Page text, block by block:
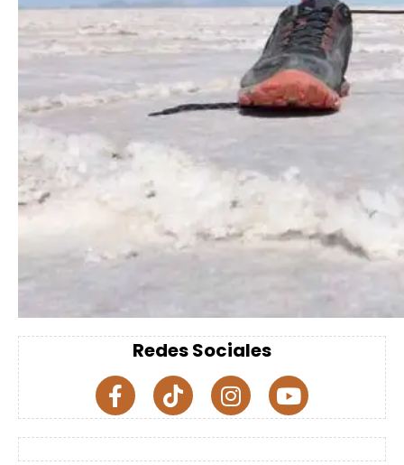
Redes Sociales